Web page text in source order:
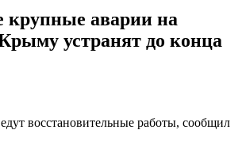
крупные аварии на
устранят до конца
восстановительные работы, сообщил